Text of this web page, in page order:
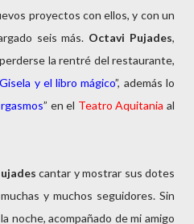
proyectos con ellos, y con un
seis más. Octavi Pujades,
la rentré del restaurante,
Gisela y el libro mágico”, además lo
” en el Teatro Aquitania al
cantar y mostrar sus dotes
y muchos seguidores. Sin
noche, acompañado de mi amigo